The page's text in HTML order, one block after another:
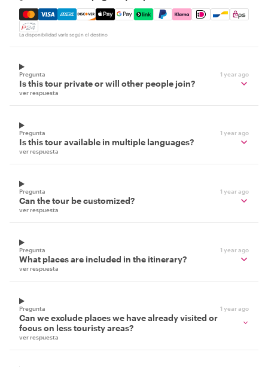
Mastercard, Visa, Amex, Discover, Apple Pay, Google
La disponibilidad varía según el destino
Pregunta 1 year ago
Is this tour private or will other people join?
ver respuesta
Pregunta 1 year ago
Is this tour available in multiple languages?
ver respuesta
Pregunta 1 year ago
Can the tour be customized?
ver respuesta
Pregunta 1 year ago
What places are included in the itinerary?
ver respuesta
Pregunta 1 year ago
Can we exclude places we have already visited or
focus on less touristy areas?
ver respuesta